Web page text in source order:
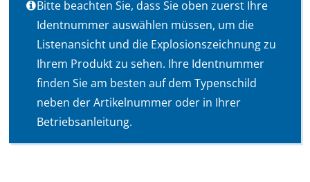
Bitte beachten Sie, dass Sie oben zuerst Ihre
Identnummer auswählen müssen, um die
Listenansicht und die Explosionszeichnung zu
Ihrem Produkt zu sehen. Ihre Identnummer
finden Sie am besten auf dem Typenschild
neben der Artikelnummer oder in Ihrer
Betriebsanleitung.